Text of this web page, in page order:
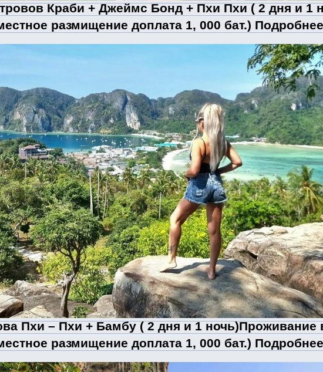
Краби + Джеймс Бонд + Пхи Пхи ( 2 дня и 1
размищение доплата 1, 000 бат.)
Пхи – Пхи + Бамбу ( 2 дня и 1 ночь)Проживание
размищение доплата 1, 000 бат.)